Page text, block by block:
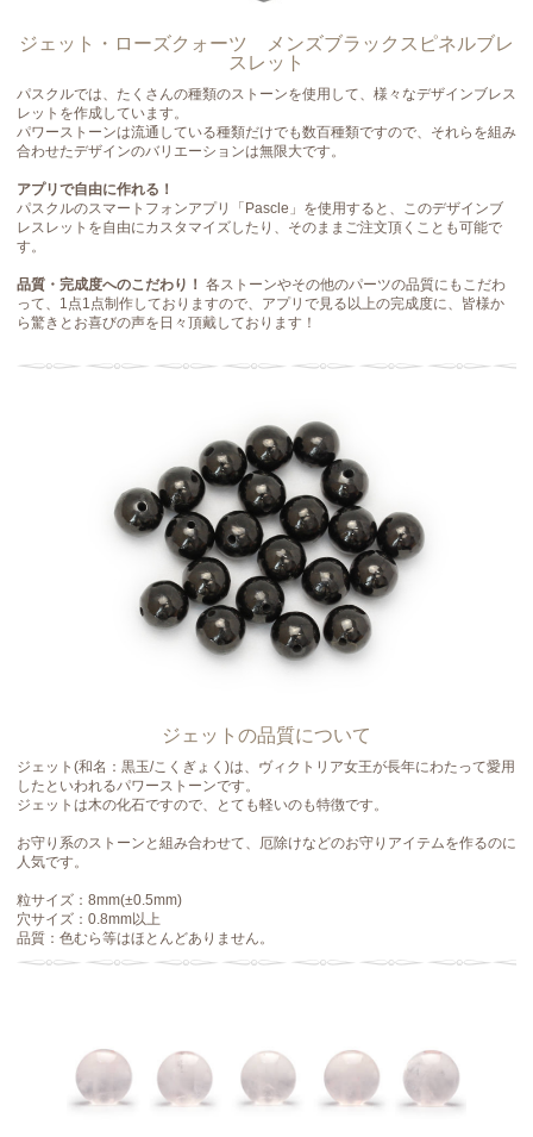
ジェット・ローズクォーツ メンズブラックスピネルブレ
スレット
パスクルでは、たくさんの種類のストーンを使用して、様々なデザインブレス
レットを作成しています。
パワーストーンは流通している種類だけでも数百種類ですので、それらを組み
合わせたデザインのバリエーションは無限大です。
アプリで自由に作れる！
パスクルのスマートフォンアプリ「Pascle」を使用すると、このデザインブ
レスレットを自由にカスタマイズしたり、そのままご注文頂くことも可能で
す。
品質・完成度へのこだわり！ 各ストーンやその他のパーツの品質にもこだわ
って、1点1点制作しておりますので、アプリで見る以上の完成度に、皆様か
ら驚きとお喜びの声を日々頂戴しております！
ジェットの品質について
ジェット(和名：黒玉/こくぎょく)は、ヴィクトリア女王が長年にわたって愛用
したといわれるパワーストーンです。
ジェットは木の化石ですので、とても軽いのも特徴です。
お守り系のストーンと組み合わせて、厄除けなどのお守りアイテムを作るのに
人気です。
粒サイズ：8mm(±0.5mm)
穴サイズ：0.8mm以上
品質：色むら等はほとんどありません。